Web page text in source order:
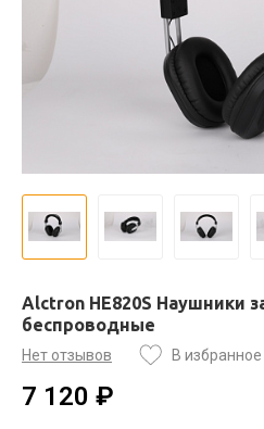
Alctron HE820S Наушники
беспроводные
Нет отзывов В избранное
7 120 ₽